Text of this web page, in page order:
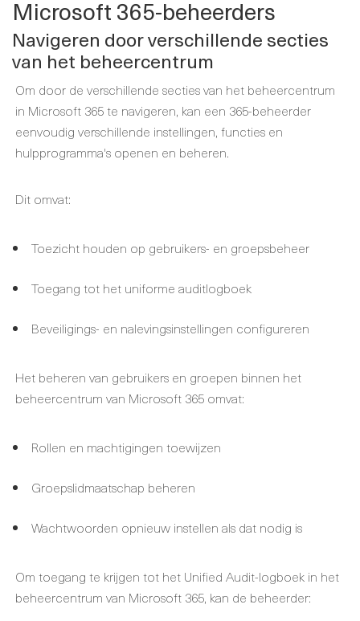
Microsoft 365-beheerders
Navigeren door verschillende secties
van het beheercentrum
Om door de verschillende secties van het beheercentrum
in Microsoft 365 te navigeren, kan een 365-beheerder
eenvoudig verschillende instellingen, functies en
hulpprogramma's openen en beheren.
Dit omvat:
Toezicht houden op gebruikers- en groepsbeheer
Toegang tot het uniforme auditlogboek
Beveiligings- en nalevingsinstellingen configureren
Het beheren van gebruikers en groepen binnen het
beheercentrum van Microsoft 365 omvat:
Rollen en machtigingen toewijzen
Groepslidmaatschap beheren
Wachtwoorden opnieuw instellen als dat nodig is
Om toegang te krijgen tot het Unified Audit-logboek in het
beheercentrum van Microsoft 365, kan de beheerder: